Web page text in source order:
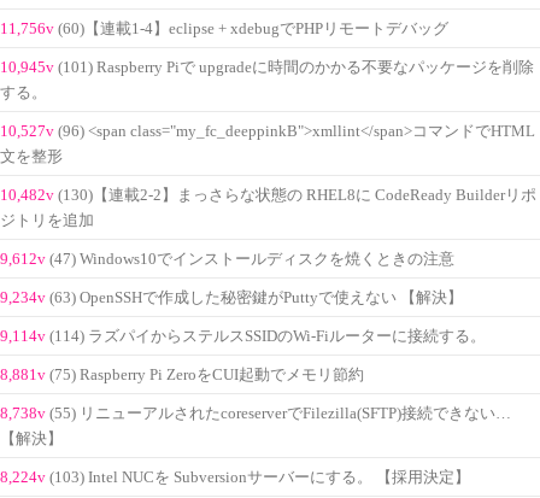
11,756v (60)【連載1-4】eclipse + xdebugでPHPリモートデバッグ
10,945v (101) Raspberry Piで upgradeに時間のかかる不要なパッケージを削除
する。
10,527v (96) <span class="my_fc_deeppinkB">xmllint</span>コマンドでHTML
文を整形
10,482v (130)【連載2-2】まっさらな状態の RHEL8に CodeReady Builderリポ
ジトリを追加
9,612v (47) Windows10でインストールディスクを焼くときの注意
9,234v (63) OpenSSHで作成した秘密鍵がPuttyで使えない 【解決】
9,114v (114) ラズパイからステルスSSIDのWi-Fiルーターに接続する。
8,881v (75) Raspberry Pi ZeroをCUI起動でメモリ節約
8,738v (55) リニューアルされたcoreserverでFilezilla(SFTP)接続できない…
【解決】
8,224v (103) Intel NUCを Subversionサーバーにする。 【採用決定】